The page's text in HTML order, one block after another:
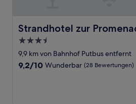
Strandhotel zur
Strandhotel zur Promenade
3.5-
Sterne-
Unterkunft
9,9 km von Bahnhof Putbus entfernt
9.2
9,2/10 Wunderbar (28 Bewertungen)